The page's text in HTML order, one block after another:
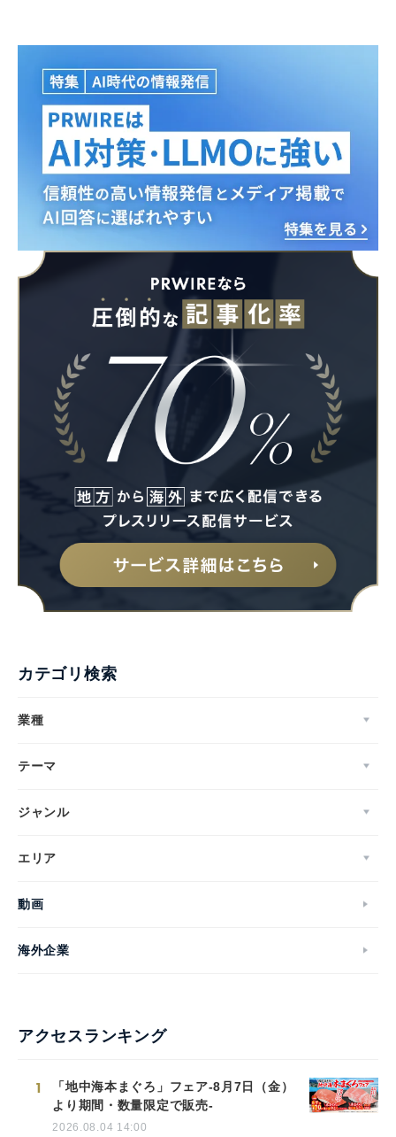
カテゴリ検索
業種
テーマ
ジャンル
エリア
動画
海外企業
アクセスランキング
1
「地中海本まぐろ」フェア-8月7日（金）
より期間・数量限定で販売-
2026.08.04 14:00